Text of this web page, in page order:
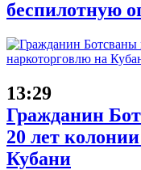
беспилотную
13:29
Гражданин
20 лет
Кубани